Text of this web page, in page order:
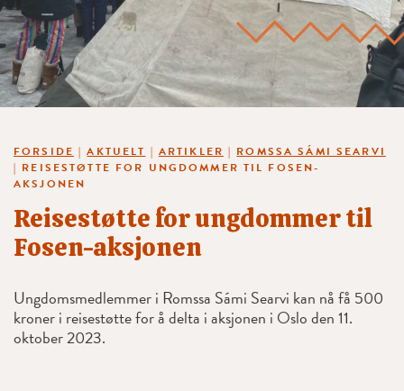
FORSIDE |AKTUELT | ARTIKLER | ROMSSA SÁMI SEARVI
| REISESTØTTE FOR UNGDOMMER TIL FOSEN-
AKSJONEN
Reisestøtte for ungdommer til
Fosen-aksjonen
Ungdomsmedlemmer i Romssa Sámi Searvi kan nå få 500
kroner i reisestøtte for å delta i aksjonen i Oslo den 11.
oktober 2023.